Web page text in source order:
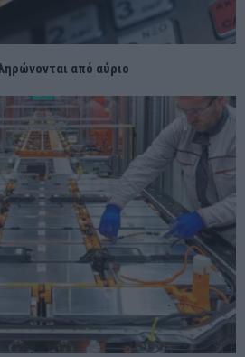
από αύριο